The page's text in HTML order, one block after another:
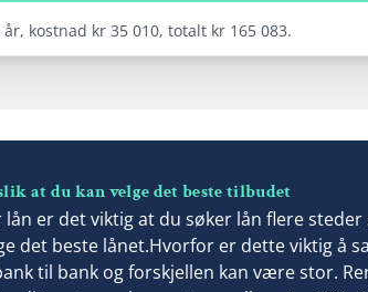
kostnad kr 35 010, totalt kr 165 083.
Ikke inkasso eller
at du kan velge det beste tilbudet
lån er det viktig at du søker lån flere
det beste lånet.Hvorfor er dette viktig å
til bank og forskjellen kan være stor.